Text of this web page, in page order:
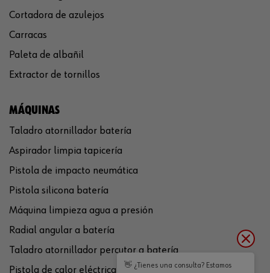
Cortadora de azulejos
Carracas
Paleta de albañil
Extractor de tornillos
MÁQUINAS
Taladro atornillador batería
Aspirador limpia tapicería
Pistola de impacto neumática
Pistola silicona batería
Máquina limpieza agua a presión
Radial angular a batería
Taladro atornillador percutor a batería
Pistola de calor eléctrica
👋 ¿Tienes una consulta? Estamos